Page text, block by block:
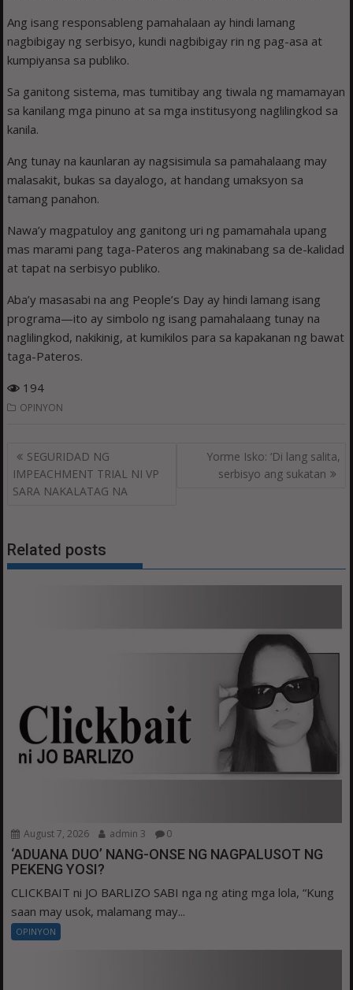
Ang isang responsableng pamahalaan ay hindi lamang
nagbibigay ng serbisyo, kundi nagbibigay rin ng pag-asa at
kumpiyansa sa publiko.
Sa ganitong sistema, mas tumitibay ang tiwala ng mamamayan
sa kanilang mga pinuno at sa mga institusyong naglilingkod sa
kanila.
Ang tunay na kaunlaran ay nagsisimula sa pamahalaang may
malasakit, bukas sa dayalogo, at handang umaksyon sa
tamang panahon.
Nawa’y magpatuloy ang ganitong uri ng pamamahala upang
mas marami pang taga-Pateros ang makinabang sa de-kalidad
at tapat na serbisyo publiko.
Aba’y masasabi na ang People’s Day ay hindi lamang isang
programa—ito ay simbolo ng isang pamahalaang tunay na
naglilingkod, nakikinig, at kumikilos para sa kapakanan ng bawat
taga-Pateros.
194
OPINYON
Post
navigation
SEGURIDAD NG
IMPEACHMENT TRIAL NI VP
SARA NAKALATAG NA
Yorme Isko: ‘Di lang salita,
serbisyo ang sukatan
Related posts
August 7, 2026 admin 3 0
‘ADUANA DUO’ NANG-ONSE NG NAGPALUSOT NG
PEKENG YOSI?
CLICKBAIT ni JO BARLIZO SABI nga ng ating mga lola, “Kung
saan may usok, malamang may...
OPINYON